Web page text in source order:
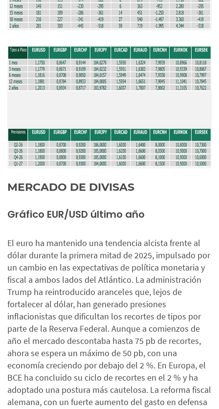
MERCADO DE DIVISAS
Gráfico EUR/USD último año
El euro ha mantenido una tendencia alcista frente al
dólar durante la primera mitad de 2025, impulsado por
un cambio en las expectativas de política monetaria y
fiscal a ambos lados del Atlántico. La administración
Trump ha reintroducido aranceles que, lejos de
fortalecer al dólar, han generado presiones
inflacionistas que dificultan los recortes de tipos por
parte de la Reserva Federal. Aunque a comienzos de
año el mercado descontaba hasta 75 pb de recortes,
ahora se espera un máximo de 50 pb, con una
economía creciendo por debajo del 2 %. En Europa, el
BCE ha concluido su ciclo de recortes en el 2 % y ha
adoptado una postura más cautelosa. La reforma fiscal
alemana, con un fuerte aumento del gasto en defensa